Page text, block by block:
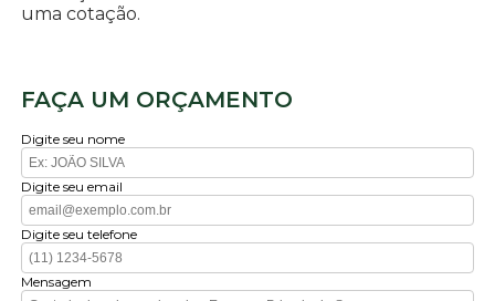
uma cotação.
FAÇA UM ORÇAMENTO
Digite seu nome
Digite seu email
Digite seu telefone
Mensagem